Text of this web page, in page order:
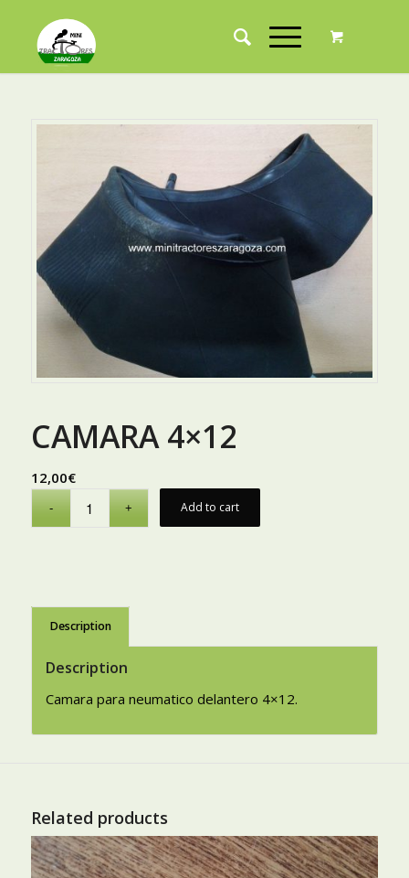
CAMARA 4×12
12,00€
Add to cart
Description
Description
Camara para neumatico delantero 4×12.
Related products